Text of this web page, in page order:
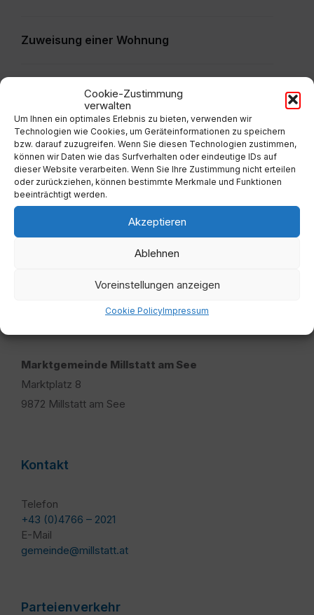
Cookie-Zustimmung
verwalten
Um Ihnen ein optimales Erlebnis zu bieten, verwenden wir
Technologien wie Cookies, um Geräteinformationen zu speichern
bzw. darauf zuzugreifen. Wenn Sie diesen Technologien zustimmen,
können wir Daten wie das Surfverhalten oder eindeutige IDs auf
dieser Website verarbeiten. Wenn Sie Ihre Zustimmung nicht erteilen
oder zurückziehen, können bestimmte Merkmale und Funktionen
beeinträchtigt werden.
Akzeptieren
Ablehnen
Voreinstellungen anzeigen
Cookie PolicyImpressum
Zuweisung einer Wohnung
Veranstaltung - Ansuchen
Informationsfreiheitsgesetz -
Informationsbegehren gem. § 7 IFG
Marktgemeinde Millstatt am See
Marktplatz 8
9872 Millstatt am See
Kontakt
Telefon
+43 (0)4766 – 2021
E-Mail
gemeinde@millstatt.at
Parteienverkehr